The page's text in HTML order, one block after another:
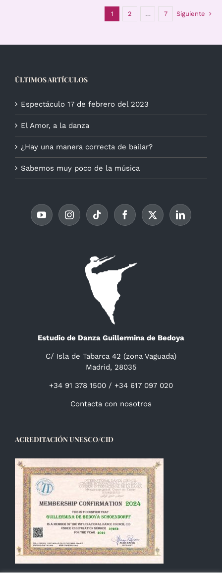
1 2 … 7 Siguiente
ÚLTIMOS ARTÍCULOS
Espectáculo 17 de febrero del 2023
El Amor, a la danza
¿Hay una manera correcta de bailar?
Sabemos muy poco de la música
Estudio de Danza Guillermina de Bedoya
C/ Isla de Tabarca 42 (zona Vaguada)
Madrid, 28035
+34 91 378 1500 / +34 617 097 020
Contacta con nosotros
ACREDITACIÓN UNESCO/CID